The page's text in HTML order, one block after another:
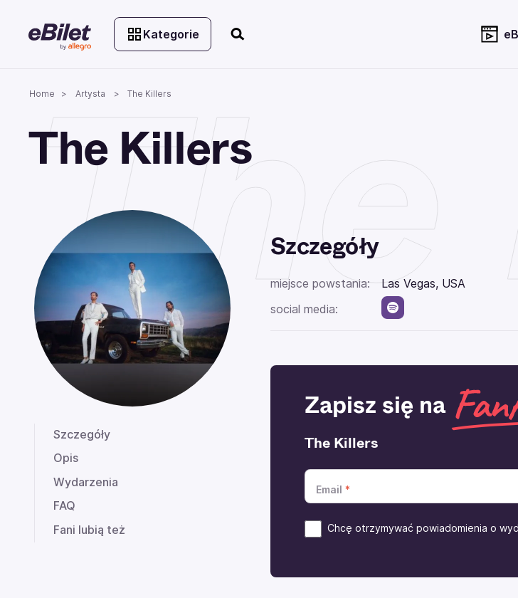
Kategorie
Home Artysta The Killers
The Killers
Szczegóły
Opis
Wydarzenia
FAQ
Fani lubią też
Szczegóły
miejsce powstania:
Las Vegas, USA
social media:
Zapisz się na
The Killers
Email
Chcę otrzymywać powiadomienia o